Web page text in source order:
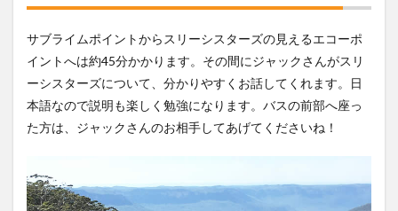
トン
ルへ
13
→ハ
ンタ
レー
告書
はこ
サブライムポイントからスリーシスターズの見えるエコーポ
イントへは約45分かかります。その間にジャックさんがスリ
ーシスターズについて、分かりやすくお話してくれます。日
本語なので説明も楽しく勉強になります。バスの前部へ座っ
た方は、ジャックさんのお相手してあげてくださいね！